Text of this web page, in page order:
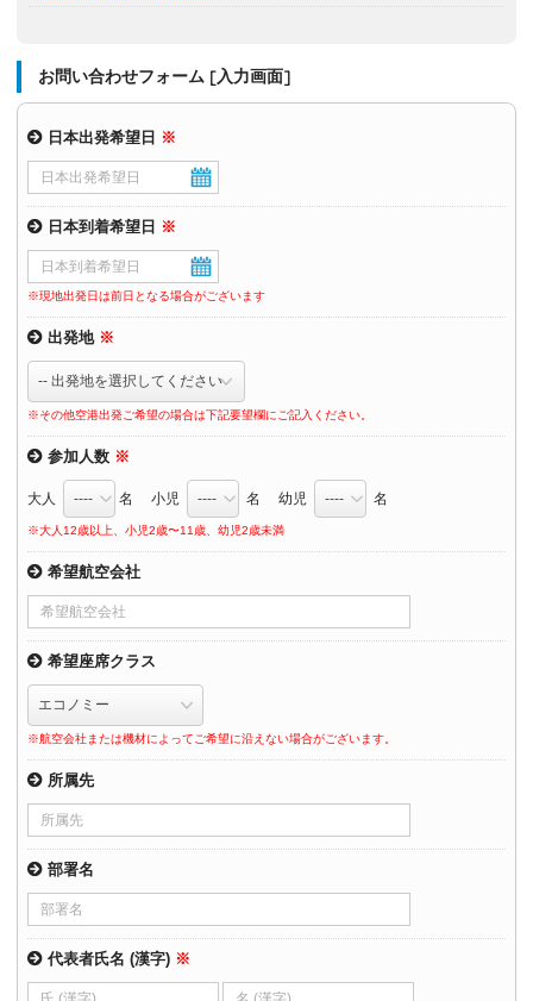
お問い合わせフォーム [入力画面]
日本出発希望日 ※
日本到着希望日 ※
※現地出発日は前日となる場合がございます
出発地 ※
※その他空港出発ご希望の場合は下記要望欄にご記入ください。
参加人数 ※
大人 名 小児 名 幼児 名
※大人12歳以上、小児2歳〜11歳、幼児2歳未満
希望航空会社
希望座席クラス
※航空会社または機材によってご希望に沿えない場合がございます。
所属先
部署名
代表者氏名 (漢字) ※